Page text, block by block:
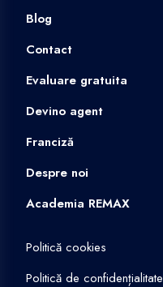
Blog
Contact
Evaluare gratuita
Devino agent
Franciză
Despre noi
Academia REMAX
Politică cookies
Politică de confidențialitate